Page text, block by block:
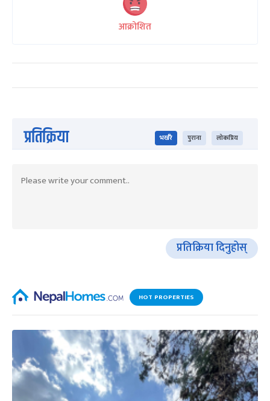
आक्रोशित
प्रतिक्रिया भर्खरै पुराना लोकप्रिय
प्रतिक्रिया दिनुहोस्
HOT PROPERTIES